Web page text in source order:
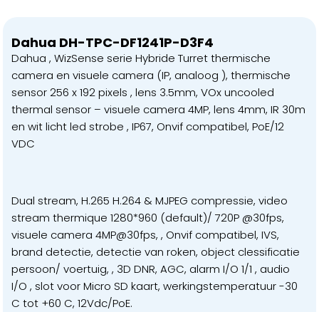
Dahua DH-TPC-DF1241P-D3F4
Dahua , WizSense serie Hybride Turret thermische
camera en visuele camera (IP, analoog ), thermische
sensor 256 x 192 pixels , lens 3.5mm, VOx uncooled
thermal sensor – visuele camera 4MP, lens 4mm, IR 30m
en wit licht led strobe , IP67, Onvif compatibel, PoE/12
VDC
Dual stream, H.265 H.264 & MJPEG compressie, video
stream thermique 1280*960 (default)/ 720P @30fps,
visuele camera 4MP@30fps, , Onvif compatibel, IVS,
brand detectie, detectie van roken, object clessificatie
persoon/ voertuig, , 3D DNR, AGC, alarm I/O 1/1 , audio
I/O , slot voor Micro SD kaart, werkingstemperatuur -30
C tot +60 C, 12Vdc/PoE.